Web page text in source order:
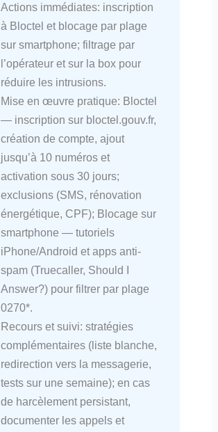
Actions immédiates: inscription
à Bloctel et blocage par plage
sur smartphone; filtrage par
l’opérateur et sur la box pour
réduire les intrusions.
Mise en œuvre pratique: Bloctel
— inscription sur bloctel.gouv.fr,
création de compte, ajout
jusqu’à 10 numéros et
activation sous 30 jours;
exclusions (SMS, rénovation
énergétique, CPF); Blocage sur
smartphone — tutoriels
iPhone/Android et apps anti-
spam (Truecaller, Should I
Answer?) pour filtrer par plage
0270*.
Recours et suivi: stratégies
complémentaires (liste blanche,
redirection vers la messagerie,
tests sur une semaine); en cas
de harcèlement persistant,
documenter les appels et